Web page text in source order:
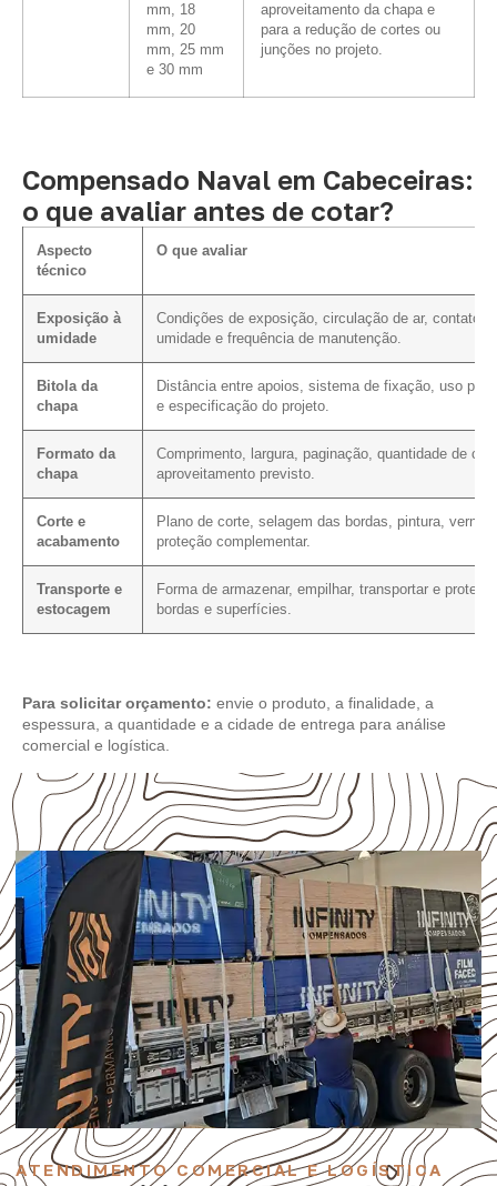
mm, 18
mm, 20
mm, 25 mm
e 30 mm
aproveitamento da chapa e
para a redução de cortes ou
junções no projeto.
Compensado Naval em Cabeceiras:
o que avaliar antes de cotar?
Aspecto
técnico
O que avaliar
Exposição à
umidade
Condições de exposição, circulação de ar, contato
umidade e frequência de manutenção.
Bitola da
chapa
Distância entre apoios, sistema de fixação, uso
e especificação do projeto.
Formato da
chapa
Comprimento, largura, paginação, quantidade de
aproveitamento previsto.
Corte e
acabamento
Plano de corte, selagem das bordas, pintura, verniz
proteção complementar.
Transporte e
estocagem
Forma de armazenar, empilhar, transportar e
bordas e superfícies.
Para solicitar orçamento: envie o produto, a finalidade, a
espessura, a quantidade e a cidade de entrega para análise
comercial e logística.
ATENDIMENTO COMERCIAL E LOGÍSTICA